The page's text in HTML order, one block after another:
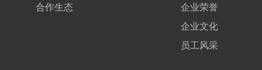
合作生态
企业荣誉
企业文化
员工风采